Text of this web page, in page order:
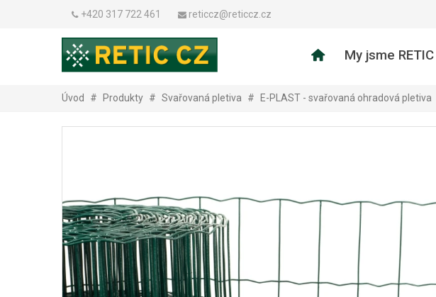
+420 317 722 461 reticcz@reticcz.cz
My jsme RETIC
Úvod # Produkty # Svařovaná pletiva # E-PLAST - svařovaná ohradová pletiva